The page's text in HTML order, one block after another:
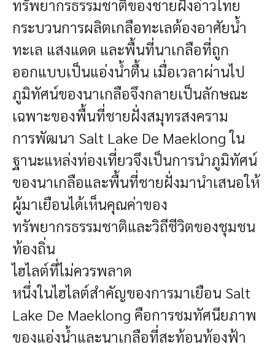
ทรัพยากรธรรมชาติของชายฝั่งอ่าวไทย
กระบวนการผลิตเกลือทะเลต้องอาศัยน้ำ
ทะเล แสงแดด และพื้นที่นาเกลือที่ถูก
ออกแบบเป็นแอ่งน้ำตื้น เมื่อเวลาผ่านไป
ภูมิทัศน์ของนาเกลือจึงกลายเป็นลักษณะ
เฉพาะของพื้นที่ชายฝั่งสมุทรสงคราม
การพัฒนา Salt Lake De Maeklong ใน
ฐานะแหล่งท่องเที่ยวจึงเป็นการนำภูมิทัศน์
ของนาเกลือและพื้นที่ชายฝั่งมานำเสนอให้
ผู้มาเยือนได้เห็นคุณค่าของ
ทรัพยากรธรรมชาติและวิถีชีวิตของชุมชน
ท้องถิ่น
ไฮไลต์ที่ไม่ควรพลาด
หนึ่งในไฮไลต์สำคัญของการมาเยือน Salt
Lake De Maeklong คือการชมทัศนียภาพ
ของแอ่งน้ำและนาเกลือที่สะท้อนท้องฟ้า